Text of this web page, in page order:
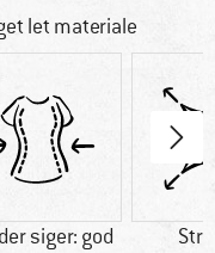
let materiale
siger: god